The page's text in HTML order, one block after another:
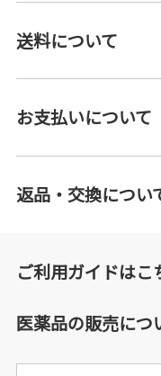
送料について
お支払いについて
返品・交換につい
ご利用ガイドはこ
医薬品の販売につ